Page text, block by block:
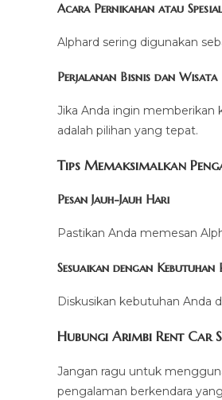
Acara Pernikahan atau Spesial
Alphard sering digunakan
Perjalanan Bisnis dan
Jika Anda ingin memberikan
adalah pilihan yang tepat.
Tips Memaksimalkan
Pesan Jauh-Jauh Hari
Pastikan Anda memesan
Sesuaikan dengan
Diskusikan kebutuhan Anda
Hubungi Arimbi Rent Car
Jangan ragu untuk
pengalaman berkendara